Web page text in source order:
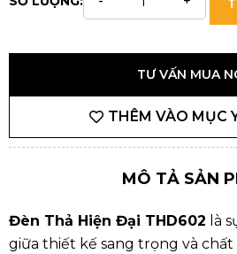
TƯ VẤN MUA
THÊM VÀO MỤC
MÔ TẢ SẢN
Đèn Thả Hiện Đại THD602 là
giữa thiết kế sang trọng và